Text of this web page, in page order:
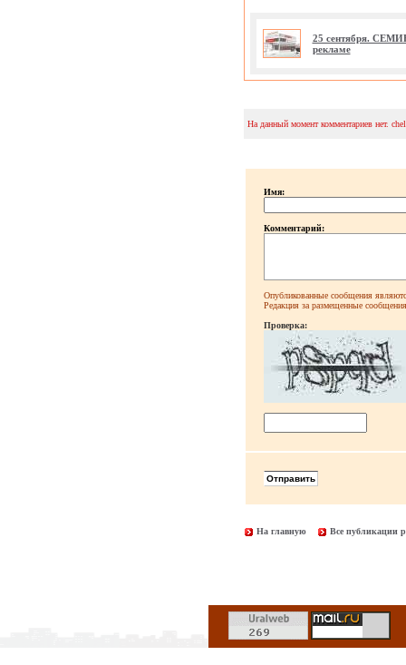
25 сентября.
рекламе
На данный момент комментариев нет.
Имя:
Комментарий:
Опубликованные сообщения
Редакция за размещенные сообщения
Проверка:
На главную Все публикации